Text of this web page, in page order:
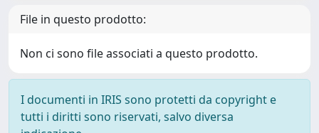
File in questo prodotto:
Non ci sono file associati a questo prodotto.
I documenti in IRIS sono protetti da copyright e
tutti i diritti sono riservati, salvo diversa